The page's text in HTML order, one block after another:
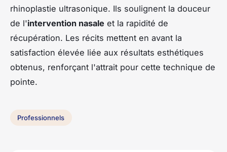
rhinoplastie ultrasonique. Ils soulignent la douceur
de l'intervention nasale et la rapidité de
récupération. Les récits mettent en avant la
satisfaction élevée liée aux résultats esthétiques
obtenus, renforçant l'attrait pour cette technique de
pointe.
Professionnels